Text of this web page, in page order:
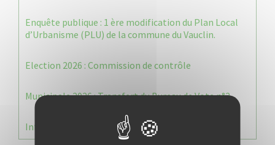
Enquête publique : 1 ère modification du Plan Local
d’Urbanisme (PLU) de la commune du Vauclin.
Election 2026 : Commission de contrôle
Municipale 2026 : Transfert du Bureau de Vote n°2
Information Élections – Carte Électorale